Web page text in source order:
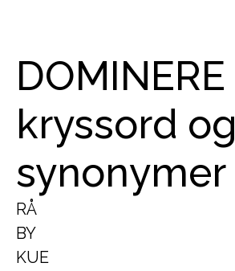
DOMINERE
kryssord og
synonymer
RÅ
BY
KUE